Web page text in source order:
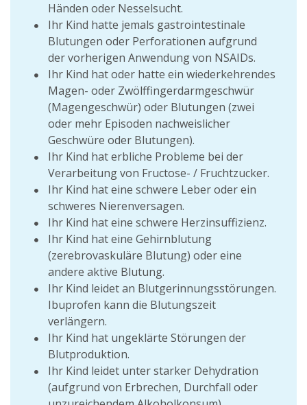
Händen oder Nesselsucht.
Ihr Kind hatte jemals gastrointestinale
Blutungen oder Perforationen aufgrund
der vorherigen Anwendung von NSAIDs.
Ihr Kind hat oder hatte ein wiederkehrendes
Magen- oder Zwölffingerdarmgeschwür
(Magengeschwür) oder Blutungen (zwei
oder mehr Episoden nachweislicher
Geschwüre oder Blutungen).
Ihr Kind hat erbliche Probleme bei der
Verarbeitung von Fructose- / Fruchtzucker.
Ihr Kind hat eine schwere Leber oder ein
schweres Nierenversagen.
Ihr Kind hat eine schwere Herzinsuffizienz.
Ihr Kind hat eine Gehirnblutung
(zerebrovaskuläre Blutung) oder eine
andere aktive Blutung.
Ihr Kind leidet an Blutgerinnungsstörungen.
Ibuprofen kann die Blutungszeit
verlängern.
Ihr Kind hat ungeklärte Störungen der
Blutproduktion.
Ihr Kind leidet unter starker Dehydration
(aufgrund von Erbrechen, Durchfall oder